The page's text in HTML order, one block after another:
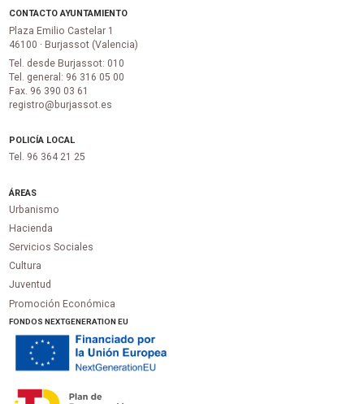
CONTACTO AYUNTAMIENTO
Plaza Emilio Castelar 1
46100 · Burjassot (Valencia)
Tel. desde Burjassot: 010
Tel. general: 96 316 05 00
Fax. 96 390 03 61
registro@burjassot.es
POLICÍA LOCAL
Tel. 96 364 21 25
ÁREAS
Urbanismo
Hacienda
Servicios Sociales
Cultura
Juventud
Promoción Económica
FONDOS NEXTGENERATION EU